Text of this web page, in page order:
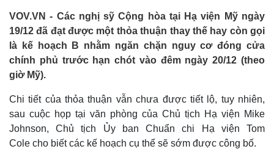
Chính trị
Đảng
Tổ chức nhân sự
Quốc hội
Xã hội
Tin 24h
Dự báo thời tiết
Việc làm
Biển đảo
VOV.VN - Các nghị sỹ Cộng hòa tại Hạ viện Mỹ ngày
19/12 đã đạt được một thỏa thuận thay thế hay còn gọi
là kế hoạch B nhằm ngăn chặn nguy cơ đóng cửa
chính phủ trước hạn chót vào đêm ngày 20/12 (theo
giờ Mỹ).
Chi tiết của thỏa thuận vẫn chưa được tiết lộ, tuy nhiên,
sau cuộc họp tại văn phòng của Chủ tịch Hạ viện Mike
Johnson, Chủ tịch Ủy ban Chuẩn chi Hạ viện Tom
Cole cho biết các kế hoạch cụ thể sẽ sớm được công bố.